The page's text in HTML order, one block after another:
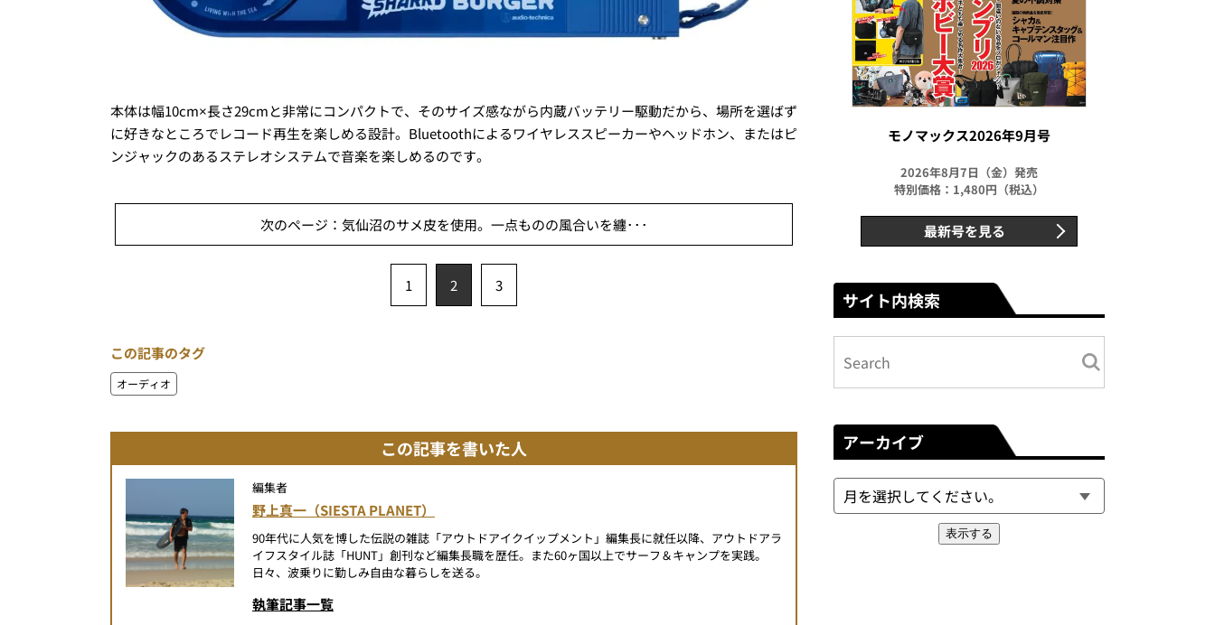
本体は幅10cm×長さ29cmと非常にコンパクトで、そのサイズ感ながら内蔵バッテリー駆動だから、場所を選ばず
に好きなところでレコード再生を楽しめる設計。Bluetoothによるワイヤレススピーカーやヘッドホン、またはピ
ンジャックのあるステレオシステムで音楽を楽しめるのです。
次のページ：気仙沼のサメ皮を使用。一点ものの風合いを纏･･･
1 2 3
この記事のタグ
オーディオ
この記事を書いた人
編集者
野上真一（SIESTA PLANET）
90年代に人気を博した伝説の雑誌「アウトドアイクイップメント」編集長に就任以降、アウトドアラ
イフスタイル誌「HUNT」創刊など編集長職を歴任。また60ヶ国以上でサーフ＆キャンプを実践。
日々、波乗りに勤しみ自由な暮らしを送る。
執筆記事一覧
モノマックス2026年9月号
2026年8月7日（金）発売
特別価格：1,480円（税込）
最新号を見る
サイト内検索
アーカイブ
表示する